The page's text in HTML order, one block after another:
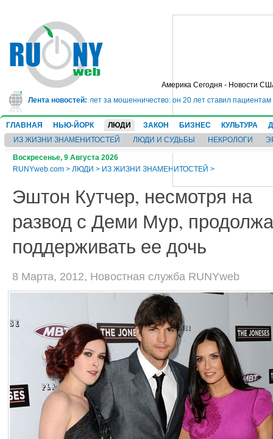
Америка Сегодня - Новости
Лента новостей:
сядет в тюрьму на 10 лет за мошенничество: он 20 лет ставил пациентам
ГЛАВНАЯ НЬЮ-ЙОРК ЛЮДИ ЗАКОН БИЗНЕС КУЛЬТУРА
ИЗ ЖИЗНИ ЗНАМЕНИТОСТЕЙ
ЛЮДИ И СУДЬБЫ НЕКРОЛОГИ
Воскресенье, 9 Августа 2026
RUNYweb.com > ЛЮДИ > ИЗ ЖИЗНИ ЗНАМЕНИТОСТЕЙ >
Эштон Кутчер, несмотря на
развод с Деми Мур,
поддерживать ее дочь
8 Марта, 2012, Новостная служба RUNYweb